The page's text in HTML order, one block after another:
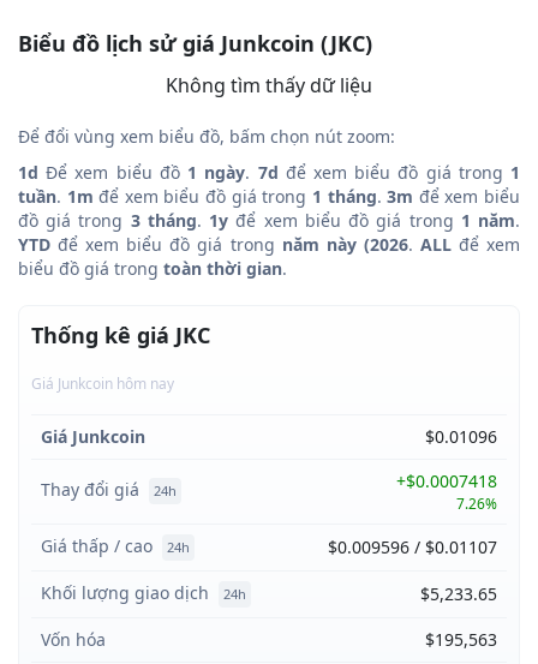
Biểu đồ lịch sử giá Junkcoin (JKC)
Không tìm thấy dữ liệu
Để đổi vùng xem biểu đồ, bấm chọn nút zoom:
1d Để xem biểu đồ 1 ngày. 7d để xem biểu đồ giá trong 1
tuần. 1m để xem biểu đồ giá trong 1 tháng.3m để xem biểu
đồ giá trong 3 tháng. 1y để xem biểu đồ giá trong 1 năm.
YTD để xem biểu đồ giá trong năm này (2026. ALLđể xem
biểu đồ giá trong toàn thời gian.
Thống kê giá JKC
Giá Junkcoin hôm nay
Giá Junkcoin $0.01096
Thay đổi giá 24h +$0.0007418
7.26%
Giá thấp / cao 24h
$0.009596 / $0.01107
Khối lượng giao dịch
24h
$5,233.65
Vốn hóa
$195,563